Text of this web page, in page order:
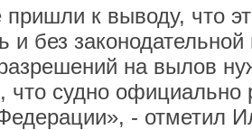
пришли к выводу, что
и без
на вылов
что судно официально
- отметил